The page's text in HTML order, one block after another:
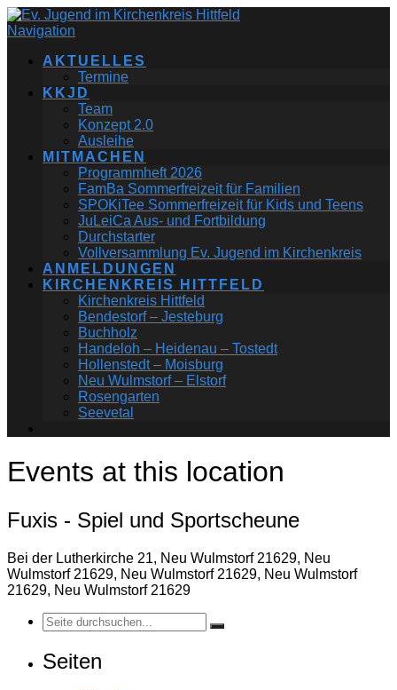
Navigation
AKTUELLES
Termine
KKJD
Team
Konzept 2.0
Ausleihe
MITMACHEN
Programmheft 2026
FamBa Sommerfreizeit für Familien
SPOKiTee Sommerfreizeit für Kids und Teens
JuLeiCa Aus- und Fortbildung
Durchstarter
Vollversammlung Ev. Jugend im Kirchenkreis
ANMELDUNGEN
KIRCHENKREIS HITTFELD
Kirchenkreis Hittfeld
Bendestorf – Jesteburg
Buchholz
Handeloh – Heidenau – Tostedt
Hollenstedt – Moisburg
Neu Wulmstorf – Elstorf
Rosengarten
Seevetal
Events at this location
Fuxis - Spiel und Sportscheune
Bei der Lutherkirche 21, Neu Wulmstorf 21629, Neu
Wulmstorf 21629, Neu Wulmstorf 21629, Neu Wulmstorf
21629, Neu Wulmstorf 21629
Seiten